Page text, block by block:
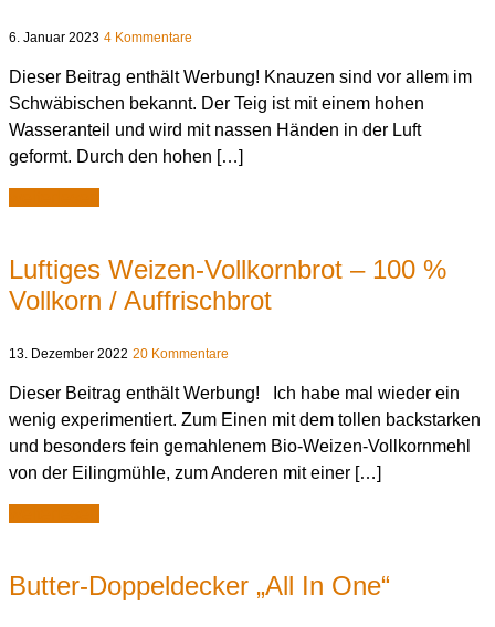
6. Januar 2023 4 Kommentare
Dieser Beitrag enthält Werbung! Knauzen sind vor allem im
Schwäbischen bekannt. Der Teig ist mit einem hohen
Wasseranteil und wird mit nassen Händen in der Luft
geformt. Durch den hohen […]
Luftiges Weizen-Vollkornbrot – 100 %
Vollkorn / Auffrischbrot
13. Dezember 2022 20 Kommentare
Dieser Beitrag enthält Werbung! Ich habe mal wieder ein
wenig experimentiert. Zum Einen mit dem tollen backstarken
und besonders fein gemahlenem Bio-Weizen-Vollkornmehl
von der Eilingmühle, zum Anderen mit einer […]
Butter-Doppeldecker „All In One“